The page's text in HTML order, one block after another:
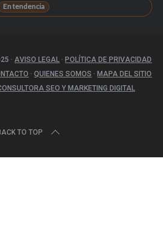
· AVISO LEGAL · POLÍTICA DE PRIVACIDAD
· QUIENES SOMOS · MAPA DEL SITIO
SEO Y MARKETING DIGITAL
TO TOP